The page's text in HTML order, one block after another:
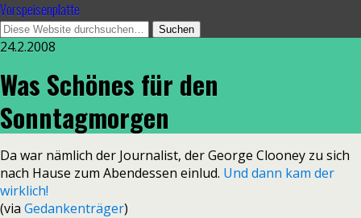
Vorspeisenplatte
24.2.2008
Was Schönes für den
Sonntagmorgen
Da war nämlich der Journalist, der George Clooney zu sich
nach Hause zum Abendessen einlud. Und dann kam der
wirklich!
(via Gedankenträger)